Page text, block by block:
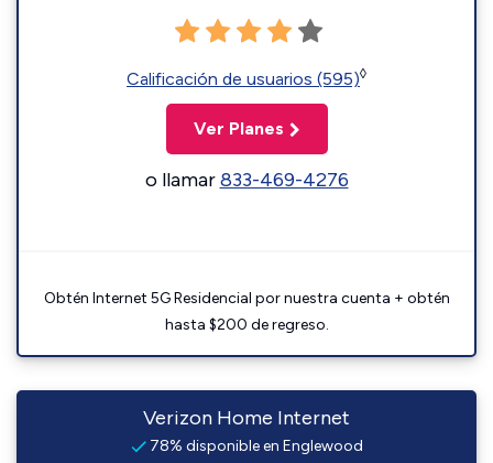
Calificación de usuarios (595)◊
Ver Planes
o llamar833-469-4276
Obtén Internet 5G Residencial por nuestra cuenta + obtén
hasta $200 de regreso.
Verizon Home Internet
78% disponible en Englewood